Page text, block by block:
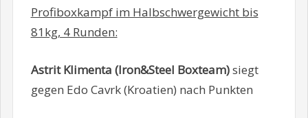
Profiboxkampf im Halbschwergewicht bis
81kg, 4 Runden:
Astrit Klimenta (Iron&Steel Boxteam)siegt
gegen Edo Cavrk (Kroatien) nach Punkten